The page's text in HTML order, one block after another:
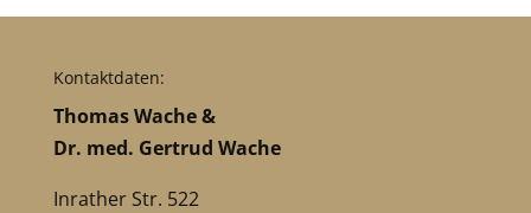
Kontaktdaten:
Thomas Wache &
Dr. med. Gertrud Wache
Inrather Str. 522